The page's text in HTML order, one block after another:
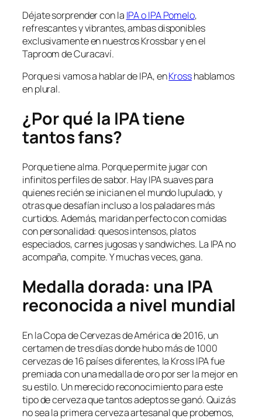
Déjate sorprender con la IPA o IPA Pomelo,
refrescantes y vibrantes, ambas disponibles
exclusivamente en nuestros Krossbar y en el
Taproom de Curacaví.
Porque si vamos a hablar de IPA, enKrosshablamos
en plural.
¿Por qué la IPA tiene
tantos fans?
Porque tiene alma. Porque permite jugar con
infinitos perfiles de sabor. Hay IPA suaves para
quienes recién se inician en el mundo lupulado, y
otras que desafían incluso a los paladares más
curtidos. Además, maridan perfecto con comidas
con personalidad: quesos intensos, platos
especiados, carnes jugosas y sandwiches. La IPA no
acompaña, compite. Y muchas veces, gana.
Medalla dorada: una IPA
reconocida a nivel mundial
En la Copa de Cervezas de América de 2016, un
certamen de tres días donde hubo más de 1000
cervezas de 16 países diferentes, la Kross IPA fue
premiada con una medalla de oro por ser la mejor en
su estilo. Un merecido reconocimiento para este
tipo de cerveza que tantos adeptos se ganó. Quizás
no sea la primera cerveza artesanal que probemos,